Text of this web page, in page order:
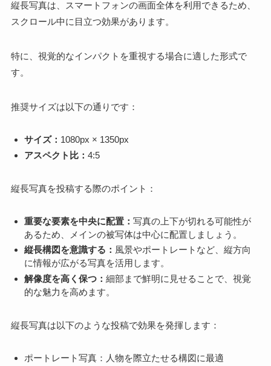
縦長写真は、スマートフォンの画面全体を利用できるため、
スクロール中に目立つ効果があります。
特に、視覚的なインパクトを重視する場合に適した形式で
す。
推奨サイズは以下の通りです：
サイズ： 1080px × 1350px
アスペクト比：4:5
縦長写真を投稿する際のポイント：
重要な要素を中央に配置：写真の上下が切れる可能性が
あるため、メインの被写体は中心に配置しましょう。
縦長構図を意識する： 風景やポートレートなど、縦方向
に情報が広がる写真を活用します。
解像度を高く保つ：細部まで鮮明に見せることで、視覚
的な魅力を高めます。
縦長写真は以下のような投稿で効果を発揮します：
ポートレート写真：人物を際立たせる構図に最適